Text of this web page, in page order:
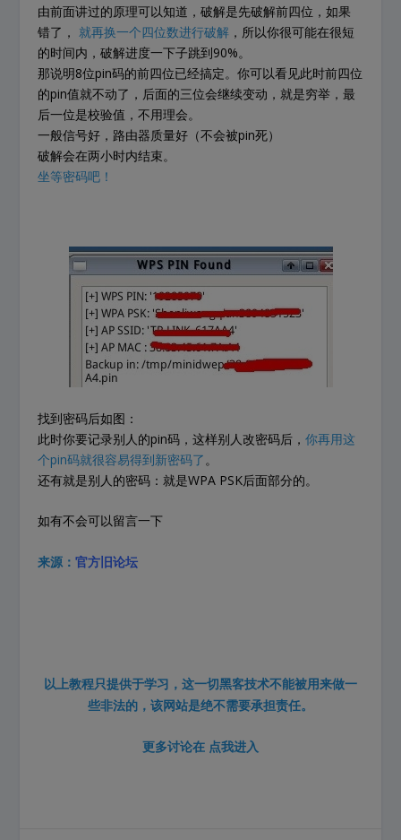
由前面讲过的原理可以知道，破解是先破解前四位，如果
错了， 就再换一个四位数进行破解 ，所以你很可能在很短
的时间内，破解进度一下子跳到90%。
那说明8位pin码的前四位已经搞定。你可以看见此时前四位
的pin值就不动了，后面的三位会继续变动，就是穷举，最
后一位是校验值，不用理会。
一般信号好，路由器质量好（不会被pin死）
破解会在两小时内结束。
坐等密码吧！
找到密码后如图：
此时你要记录别人的pin码，这样别人改密码后，你再用这
个pin码就很容易得到新密码了。
还有就是别人的密码：就是WPA PSK后面部分的。
如有不会可以留言一下
来源：官方旧论坛
以上教程只提供于学习，这一切黑客技术不能被用来做一
些非法的，该网站是绝不需要承担责任。
更多讨论在 点我进入